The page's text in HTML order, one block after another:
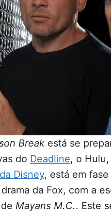
Break está se
do Deadline, o
Disney, está em
da Fox, com a
Mayans M.C.. Este